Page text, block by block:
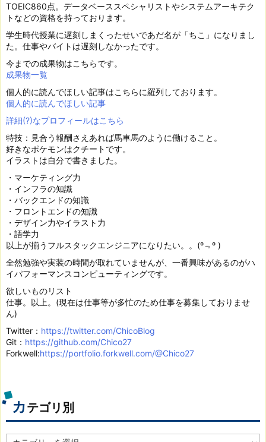
TOEIC860点。データベーススペシャリストやシステムアーキテク
トなどの資格を持っております。
学生時代授業に遅刻しまくったせいであだ名が「ちこ」になりまし
た。仕事やバイトは遅刻しなかったです。
今までの成果物はこちらです。
成果物一覧
個人的に読んでほしい記事はこちらに羅列しております。
個人的に読んでほしい記事
詳細(?)なプロフィールはこちら
特技：見合う報酬さえあれば馬車馬のように働けること。
好きなポケモンはクチートです。
イラストは自分で書きました。
・マーケティング力
・インフラの知識
・バックエンドの知識
・フロントエンドの知識
・デザイン力やイラスト力
・語学力
以上が揃うフルスタックエンジニアになりたい。。(º﹃º )
全然勉強や実装の時間が取れていませんが、一番興味があるのがハ
イパフォーマンスコンピューティングです。
欲しいものリスト
仕事。以上。(現在は仕事等が多忙のため仕事を募集しておりませ
ん)
Twitter： https://twitter.com/ChicoBlog
Git： https://github.com/Chico27
Forkwell:https://portfolio.forkwell.com/@Chico27
カテゴリ別